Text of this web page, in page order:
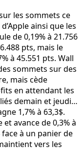
les sommets ce
ainsi que les
de 0,19% à 21.756
pts, mais le
à 45.551 pts. Wall
sommets sur des
mais cède
en attendant les
demain et jeudi…
1,7% à 63,3$.
et avance de 0,3% à
face à un panier de
vers les